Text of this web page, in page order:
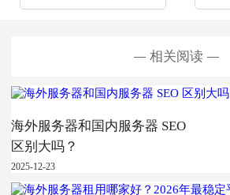
相关阅读
海外服务器和国内服务器 SEO
区别大吗？
2025-12-23